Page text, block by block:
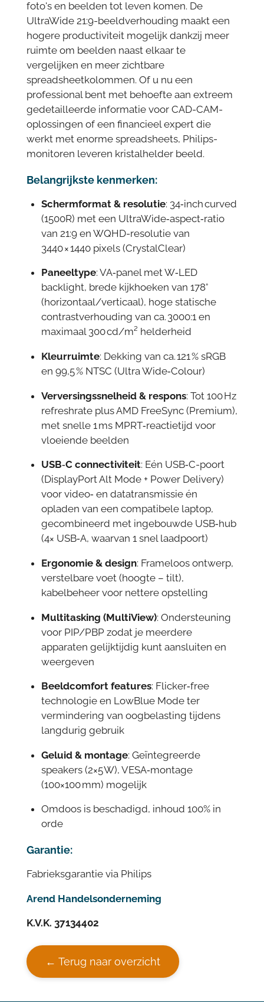
foto's en beelden tot leven komen. De
UltraWide 21:9-beeldverhouding maakt een
hogere productiviteit mogelijk dankzij meer
ruimte om beelden naast elkaar te
vergelijken en meer zichtbare
spreadsheetkolommen. Of u nu een
professional bent met behoefte aan extreem
gedetailleerde informatie voor CAD-CAM-
oplossingen of een financieel expert die
werkt met enorme spreadsheets, Philips-
monitoren leveren kristalhelder beeld.
Belangrijkste kenmerken:
Schermformat & resolutie: 34‑inch curved
(1500R) met een UltraWide‑aspect‑ratio
van 21:9 en WQHD-resolutie van
3440 × 1440 pixels (CrystalClear)
Paneeltype: VA‑panel met W‑LED
backlight, brede kijkhoeken van 178°
(horizontaal/verticaal), hoge statische
contrastverhouding van ca. 3000:1 en
maximaal 300 cd/m² helderheid
Kleurruimte: Dekking van ca. 121 % sRGB
en 99,5 % NTSC (Ultra Wide‑Colour)
Verversingssnelheid & respons: Tot 100 Hz
refreshrate plus AMD FreeSync (Premium),
met snelle 1 ms MPRT‑reactietijd voor
vloeiende beelden
USB‑C connectiviteit: Eén USB‑C-poort
(DisplayPort Alt Mode + Power Delivery)
voor video‑ en datatransmissie én
opladen van een compatibele laptop,
gecombineerd met ingebouwde USB‑hub
(4× USB‑A, waarvan 1 snel laadpoort)
Ergonomie & design: Frameloos ontwerp,
verstelbare voet (hoogte – tilt),
kabelbeheer voor nettere opstelling
Multitasking (MultiView): Ondersteuning
voor PIP/PBP zodat je meerdere
apparaten gelijktijdig kunt aansluiten en
weergeven
Beeldcomfort features: Flicker‑free
technologie en LowBlue Mode ter
vermindering van oogbelasting tijdens
langdurig gebruik
Geluid & montage: Geïntegreerde
speakers (2×5 W), VESA‑montage
(100×100 mm) mogelijk
Omdoos is beschadigd, inhoud 100% in
orde
Garantie:
Fabrieksgarantie via Philips
Arend Handelsonderneming
K.V.K. 37134402
← Terug naar overzicht